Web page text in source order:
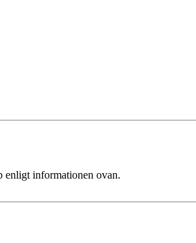
enligt informationen ovan.